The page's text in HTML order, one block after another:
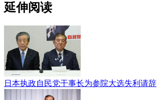
延伸阅读
日本执政自民党干事长为参院大选失利请辞